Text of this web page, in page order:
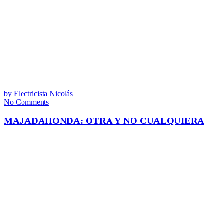
by Electricista Nicolás
No Comments
MAJADAHONDA: OTRA Y NO CUALQUIERA